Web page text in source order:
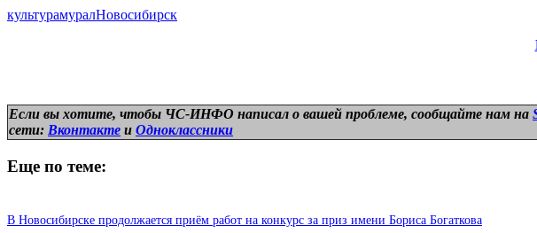
культурамуралНовосибирск
Если вы хотите, чтобы ЧС-ИНФО написал о вашей проблеме, сообщайте нам на
сети: Вконтакте и Одноклассники
Еще по теме:
В Новосибирске продолжается приём работ на конкурс за приз имени Бориса Богаткова